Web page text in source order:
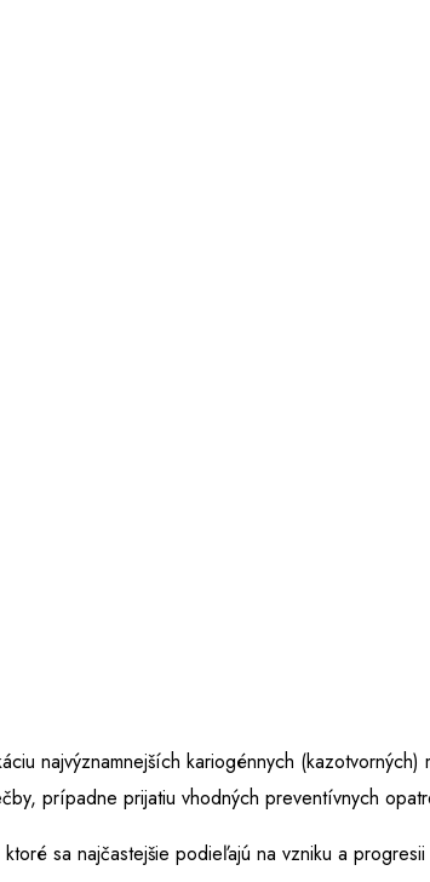
najvýznamnejších kariogénnych (kazotvorných)
prípadne prijatiu vhodných preventívnych
sa najčastejšie podieľajú na vzniku a